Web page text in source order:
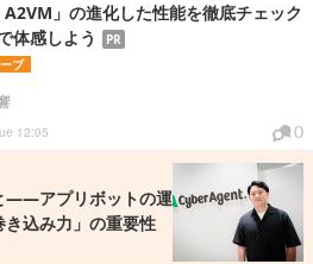
」の進化した性能を徹底チェック
体感しよう
PR
ブ
12:05
0
――アプリボットの運
込み力」の重要性